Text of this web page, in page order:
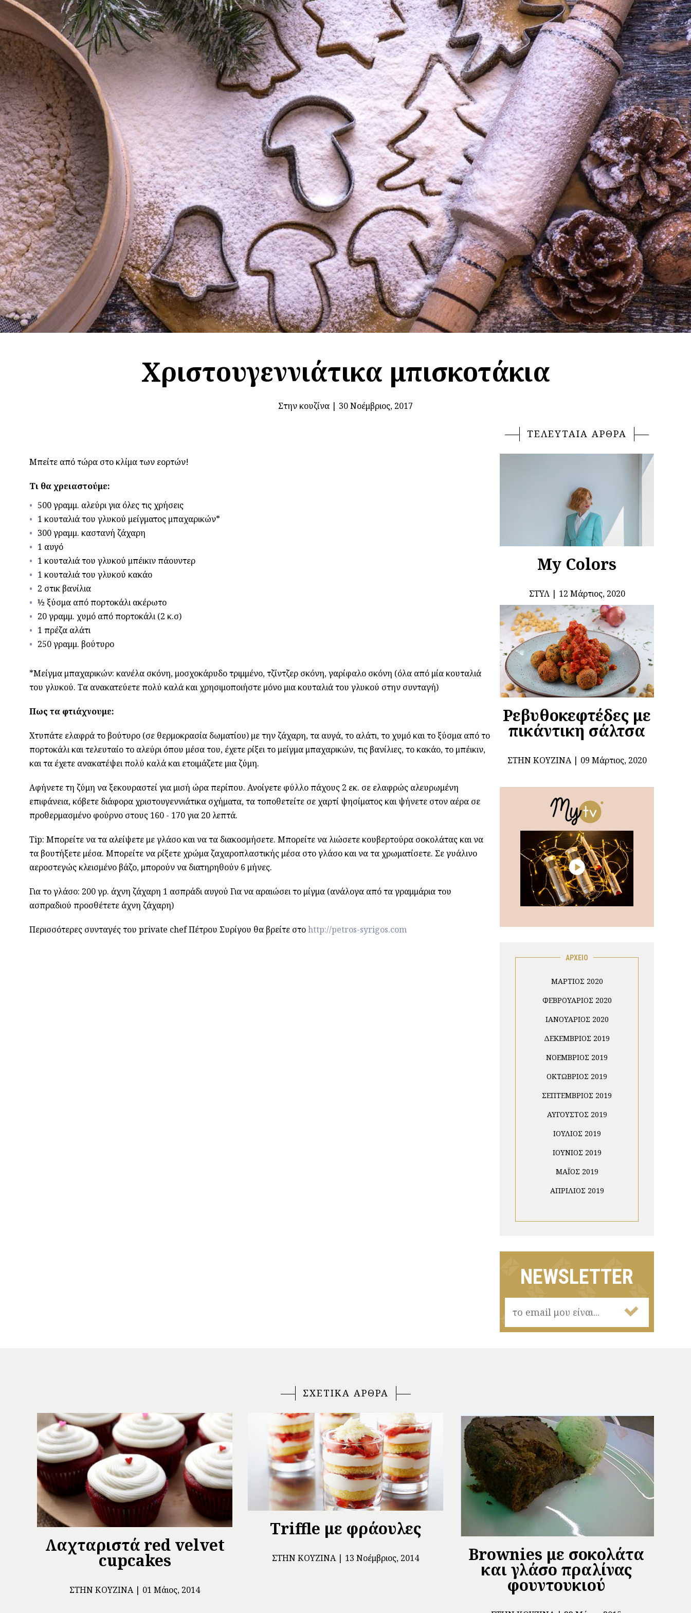
Χριστουγεννιάτικα μπισκοτάκια
Στην κουζίνα | 30 Νοέμβριος, 2017
Μπείτε από τώρα στο κλίμα των εορτών!
Τι θα χρειαστούμε:
500 γραμμ. αλεύρι για όλες τις χρήσεις
1 κουταλιά του γλυκού μείγματος μπαχαρικών*
300 γραμμ. καστανή ζάχαρη
1 αυγό
1 κουταλιά του γλυκού μπέικιν πάουντερ
1 κουταλιά του γλυκού κακάο
2 στικ βανίλια
½ ξύσμα από πορτοκάλι ακέρωτο
20 γραμμ. χυμό από πορτοκάλι (2 κ.σ)
1 πρέζα αλάτι
250 γραμμ. βούτυρο
*Μείγμα μπαχαρικών: κανέλα σκόνη, μοσχοκάρυδο τριμμένο, τζίντζερ σκόνη, γαρίφαλο σκόνη (όλα από μία κουταλιά
του γλυκού. Τα ανακατεύετε πολύ καλά και χρησιμοποιήστε μόνο μια κουταλιά του γλυκού στην συνταγή)
Πως τα φτιάχνουμε:
Χτυπάτε ελαφρά το βούτυρο (σε θερμοκρασία δωματίου) με την ζάχαρη, τα αυγά, το αλάτι, το χυμό και το ξύσμα από το
πορτοκάλι και τελευταίο το αλεύρι όπου μέσα του, έχετε ρίξει το μείγμα μπαχαρικών, τις βανίλιες, το κακάο, το μπέικιν,
και τα έχετε ανακατέψει πολύ καλά και ετοιμάζετε μια ζύμη.
Αφήνετε τη ζύμη να ξεκουραστεί για μισή ώρα περίπου. Ανοίγετε φύλλο πάχους 2 εκ. σε ελαφρώς αλευρωμένη
επιφάνεια, κόβετε διάφορα χριστουγεννιάτικα σχήματα, τα τοποθετείτε σε χαρτί ψησίματος και ψήνετε στον αέρα σε
προθερμασμένο φούρνο στους 160 - 170 για 20 λεπτά.
Τip: Μπορείτε να τα αλείψετε με γλάσο και να τα διακοσμήσετε. Μπορείτε να λιώσετε κουβερτούρα σοκολάτας και να
τα βουτήξετε μέσα. Μπορείτε να ρίξετε χρώμα ζαχαροπλαστικής μέσα στο γλάσο και να τα χρωματίσετε. Σε γυάλινο
αεροστεγώς κλεισμένο βάζο, μπορούν να διατηρηθούν 6 μήνες.
Για το γλάσο: 200 γρ. άχνη ζάχαρη 1 ασπράδι αυγού Για να αραιώσει το μίγμα (ανάλογα από τα γραμμάρια του
ασπραδιού προσθέτετε άχνη ζάχαρη)
Περισσότερες συνταγές του private chef Πέτρου Συρίγου θα βρείτε στοhttp://petros-syrigos.com
ΤΕΛΕΥΤΑΙΑ ΑΡΘΡΑ
My Colors
ΣΤΥΛ 12 Μάρτιος, 2020
Ρεβυθοκεφτέδες με
πικάντικη σάλτσα
ΣΤΗΝ ΚΟΥΖΊΝΑ 09 Μάρτιος, 2020
ΑΡΧΕΙΟ
ΜΆΡΤΙΟΣ 2020
ΦΕΒΡΟΥΆΡΙΟΣ 2020
ΙΑΝΟΥΆΡΙΟΣ 2020
ΔΕΚΈΜΒΡΙΟΣ 2019
ΝΟΈΜΒΡΙΟΣ 2019
ΟΚΤΏΒΡΙΟΣ 2019
ΣΕΠΤΈΜΒΡΙΟΣ 2019
ΑΎΓΟΥΣΤΟΣ 2019
ΙΟΎΛΙΟΣ 2019
ΙΟΎΝΙΟΣ 2019
ΜΆΙΟΣ 2019
ΑΠΡΊΛΙΟΣ 2019
NEWSLETTER
ΣΧΕΤΙΚΑ ΑΡΘΡΑ
Λαχταριστά red velvet
cupcakes
ΣΤΗΝ ΚΟΥΖΊΝΑ 01 Μάιος, 2014
Triffle με φράουλες
ΣΤΗΝ ΚΟΥΖΊΝΑ 13 Νοέμβριος, 2014 Brownies με σοκολάτα
και γλάσο πραλίνας
φουντουκιού